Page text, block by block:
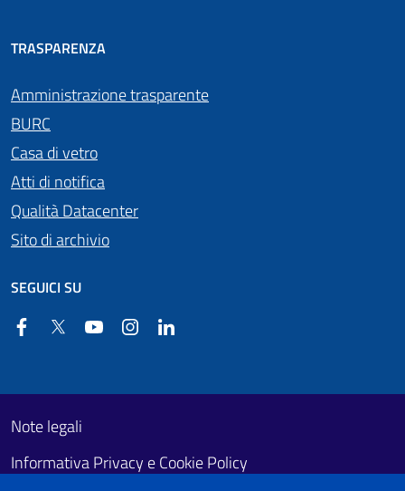
TRASPARENZA
Amministrazione trasparente
BURC
Casa di vetro
Atti di notifica
Qualità Datacenter
Sito di archivio
SEGUICI SU
FacebookTwitter YouTube Instagram
Footer First
Useful links section
Note legali
Informativa Privacy e Cookie Policy